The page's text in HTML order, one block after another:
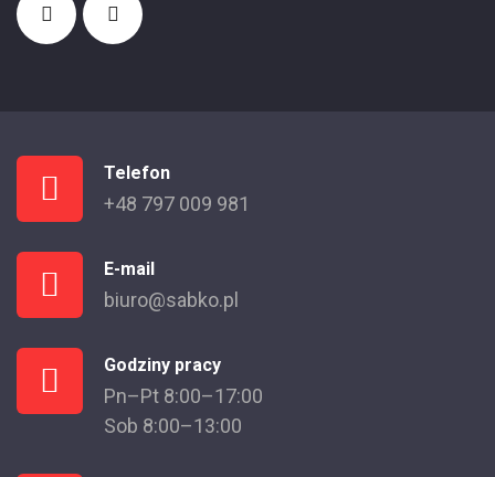
Telefon
+48 797 009 981
E-mail
biuro@sabko.pl
Godziny pracy
Pn–Pt 8:00–17:00
Sob 8:00–13:00